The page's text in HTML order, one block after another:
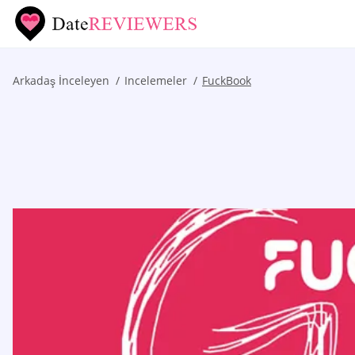
Arkadaş İnceleyen Incelemeler FuckBook